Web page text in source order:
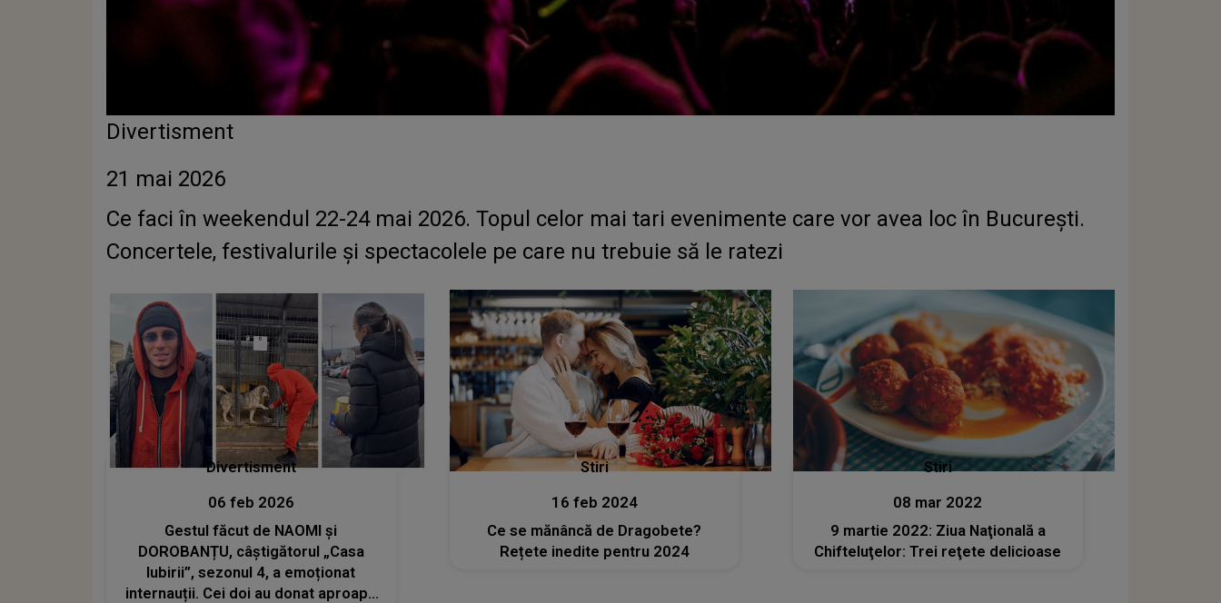
Divertisment
21 mai 2026
Ce faci în weekendul 22-24 mai 2026. Topul celor mai tari evenimente care vor avea loc în București.
Concertele, festivalurile și spectacolele pe care nu trebuie să le ratezi
Divertisment
06 feb 2026
Gestul făcut de NAOMI și
DOROBANȚU, câștigătorul „Casa
Iubirii”, sezonul 4, a emoționat
internauții. Cei doi au donat aproape
Stiri
16 feb 2024
Ce se mănâncă de Dragobete?
Rețete inedite pentru 2024
Stiri
08 mar 2022
9 martie 2022: Ziua Naţională a
Chifteluţelor: Trei reţete delicioase